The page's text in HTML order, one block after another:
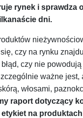
rynek i sprawdza
dni.
czy na rynku
czy nie
ważne jest,
włosami,
raport dotyczący
na